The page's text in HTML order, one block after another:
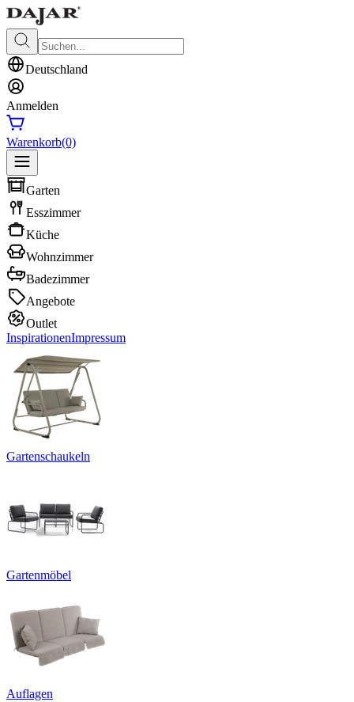
Deutschland
Anmelden
Warenkorb(0)
Garten
Esszimmer
Küche
Wohnzimmer
Badezimmer
Angebote
Outlet
InspirationenImpressum
Gartenschaukeln
Gartenmöbel
Auflagen